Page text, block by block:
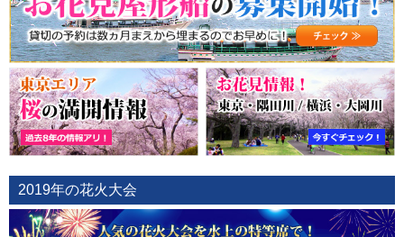
2019年の花火大会